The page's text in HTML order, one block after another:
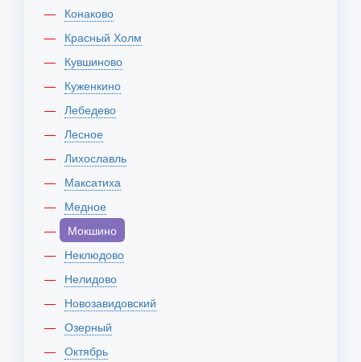
Конаково
Красный Холм
Кувшиново
Куженкино
Лебедево
Лесное
Лихославль
Максатиха
Медное
Мокшино
Неклюдово
Нелидово
Новозавидовский
Озерный
Октябрь